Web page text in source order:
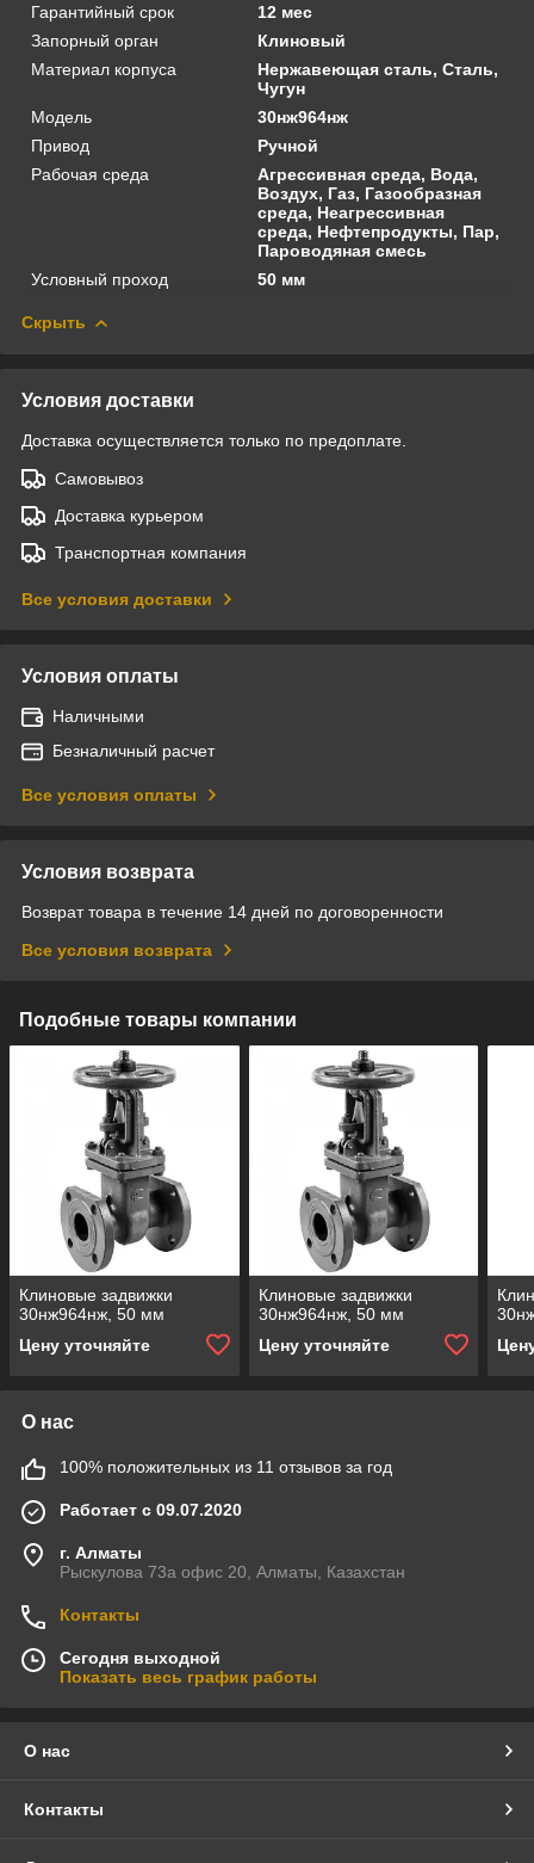
Гарантийный срок
12 мес
Запорный орган
Клиновый
Материал корпуса
Нержавеющая сталь, Сталь,
Чугун
Модель
30нж964нж
Привод
Ручной
Рабочая среда
Агрессивная среда, Вода,
Воздух, Газ, Газообразная
среда, Неагрессивная
среда, Нефтепродукты, Пар,
Пароводяная смесь
Условный проход
50 мм
Скрыть
Условия доставки
Доставка осуществляется только по предоплате.
Самовывоз
Доставка курьером
Транспортная компания
Все условия доставки
Условия оплаты
Наличными
Безналичный расчет
Все условия оплаты
Условия возврата
Возврат товара в течение 14 дней по договоренности
Все условия возврата
Подобные товары компании
Клиновые задвижки
30нж964нж, 50 мм
Цену уточняйте
Клиновые задвижки
30нж964нж, 50 мм
Цену уточняйте
О нас
100% положительных из 11 отзывов за год
Работает с 09.07.2020
г. Алматы
Рыскулова 73а офис 20, Алматы, Казахстан
Контакты
Сегодня выходной
Показать весь график работы
О нас
Контакты